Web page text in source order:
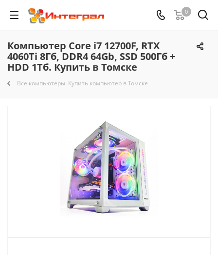
0
Компьютер Core i7 12700F, RTX
4060Ti 8Гб, DDR4 64Gb, SSD 500Гб +
HDD 1Тб. Купить в Томске
Все компьютеры. Купить компьютер в Томске